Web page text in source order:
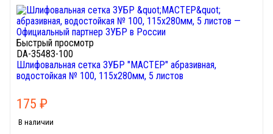
Быстрый просмотр
DA-35483-100
Шлифовальная сетка ЗУБР "МАСТЕР" абразивная,
водостойкая № 100, 115х280мм, 5 листов
175 ₽
В наличии